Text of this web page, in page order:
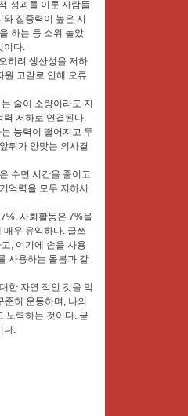
성과를 이룬 사람들
집중력이 높은 시
하는 등 소위 놀았
이다.
히려 생산성을 저하
원 고갈로 인해 오류
술이 소량이라도 지
력 저하로 연결된다.
능력이 떨어지고 두
뒤가 안맞는 의사결
수면 시간을 줄이고
억력을 모두 저하시
사회활동은 7%을
우 유익하다. 글쓰
, 여기에 손을 사용
사용하는 돌봄과 같
한 자연 적인 것을 먹
히 운동하며, 나의
노력하는 것이다. 굳
다.